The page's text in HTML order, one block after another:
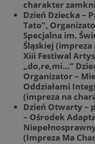
charakter
Dzień Dziecka –
Tato”,
Specjalna im.
Śląskiej
Xiii Festiwal
„do,re,mi…”
Organizator –
Oddziałami
(impreza na
Dzień Otwarty –
– Ośrodek
(Impreza Ma